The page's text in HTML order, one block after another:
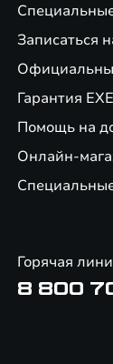
Записаться
Гарантия
Помощь на
Онлайн-
Горячая
8 800